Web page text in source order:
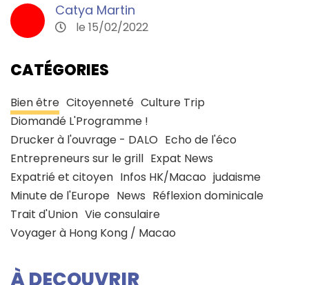
Catya Martin
le 15/02/2022
CATÉGORIES
Bien être Citoyenneté Culture Trip
Diomandé L'Programme !
Drucker à l'ouvrage - DALO Echo de l'éco
Entrepreneurs sur le grill Expat News
Expatrié et citoyen Infos HK/Macao judaisme
Minute de l'Europe News Réflexion dominicale
Trait d'Union Vie consulaire
Voyager à Hong Kong / Macao
À DECOUVRIR